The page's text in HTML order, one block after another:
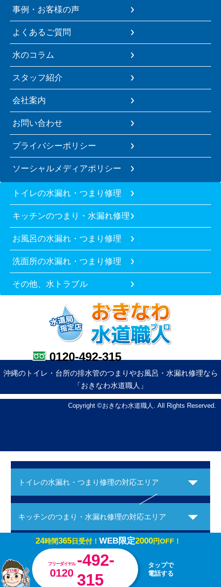
事例・お客様の声
よくあるご質問
水のコラム
スタッフ紹介
会社案内
お問い合わせ
プライバシーポリシー
ソーシャルメディアポリシー
トイレの水漏れ・つまり修理
キッチンのつまり・水漏れ修理
お風呂の水漏れ・つまり修理
洗面所の水漏れ・つまり修理
その他、水トラブル
0120-492-315
沖縄のトイレ・台所の排水管のつまりやお風呂・水漏れ修理なら
「おきなわ水道職人」
Copyright ©おきなわ水道職人. All Rights Reserved.
トイレの水漏れ・つまり修理の対応エリア
キッチンのつまり・水漏れ修理の対応エリア
お風呂の水漏れ・つまり修理の対応エリア
24時間365日受付！ WEB限定2000円OFF！
フリーダイヤル
0120
-492-
315
タップで
電話する